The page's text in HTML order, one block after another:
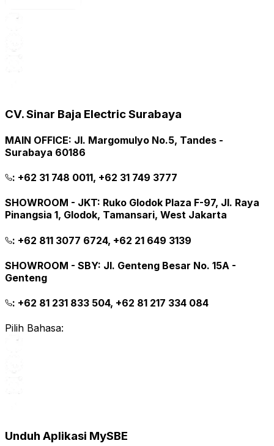
CV. Sinar Baja Electric Surabaya
MAIN OFFICE: Jl. Margomulyo No.5, Tandes -
Surabaya 60186
: +62 31 748 0011, +62 31 749 3777
SHOWROOM - JKT: Ruko Glodok Plaza F-97, Jl. Raya
Pinangsia 1, Glodok, Tamansari, West Jakarta
: +62 811 3077 6724, +62 21 649 3139
SHOWROOM - SBY: Jl. Genteng Besar No. 15A -
Genteng
: +62 81 231 833 504, +62 81 217 334 084
Pilih Bahasa:
Unduh Aplikasi MySBE